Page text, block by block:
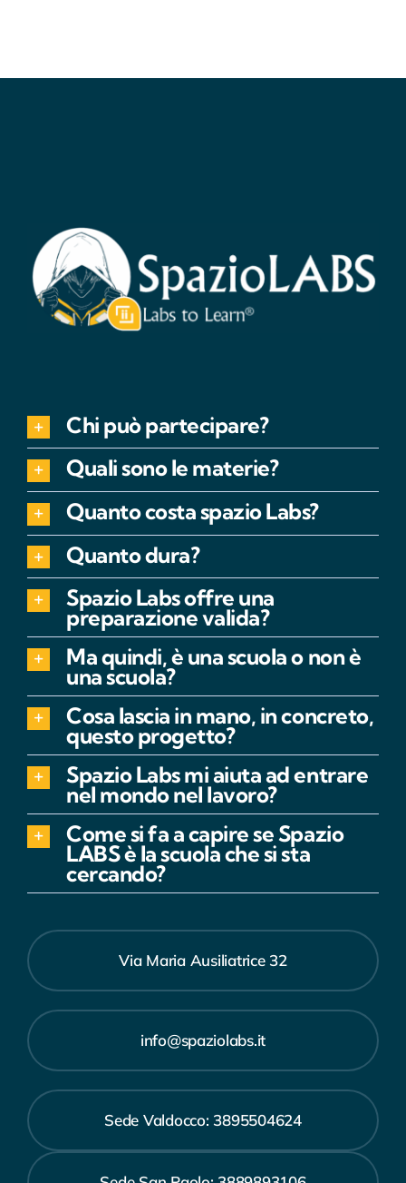
Chi può partecipare?
Quali sono le materie?
Quanto costa spazio Labs?
Quanto dura?
Spazio Labs offre una
preparazione valida?
Ma quindi, è una scuola o non è
una scuola?
Cosa lascia in mano, in concreto,
questo progetto?
Spazio Labs mi aiuta ad entrare
nel mondo nel lavoro?
Come si fa a capire se Spazio
LABS è la scuola che si sta
cercando?
Via Maria Ausiliatrice 32
info@spaziolabs.it
Sede Valdocco: 3895504624